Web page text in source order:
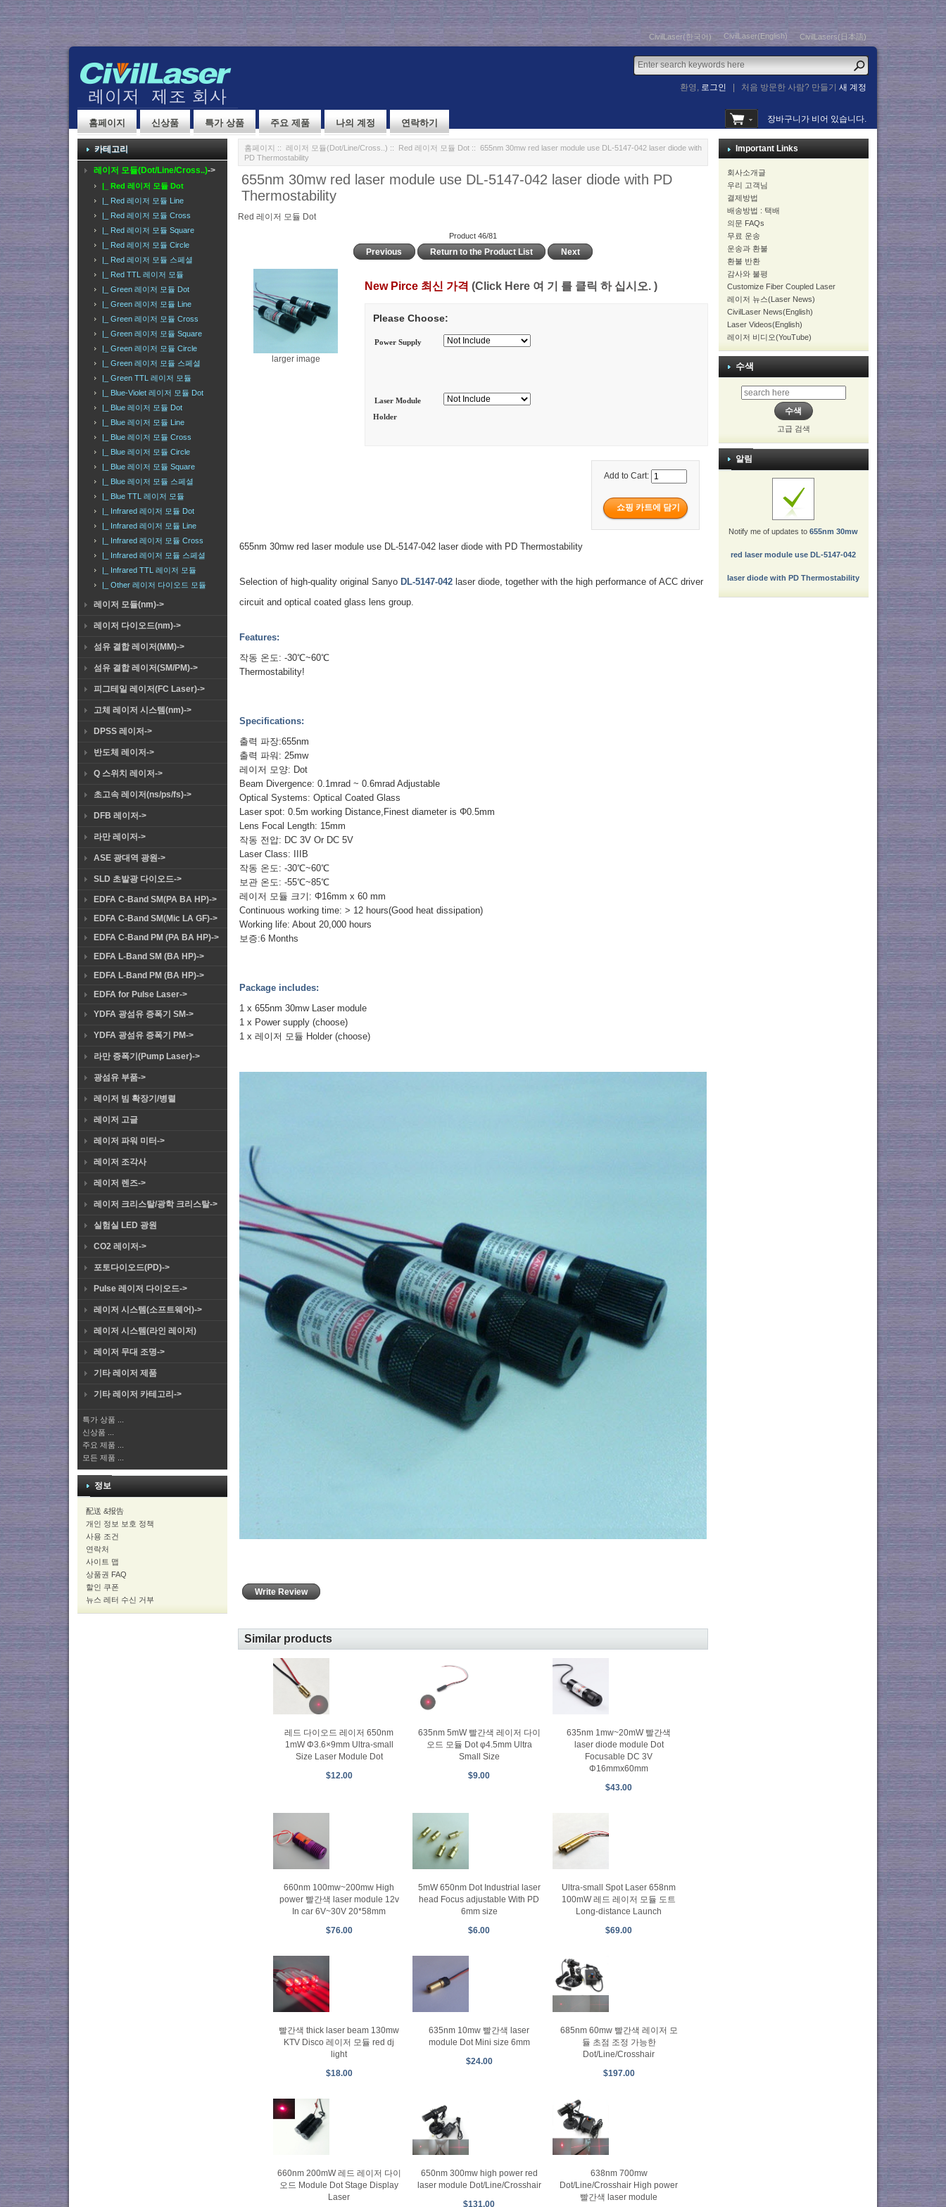
CivilLaser(한국어) CivilLaser(English) CivilLasers(日本語)
환영, 로그인 처음 방문한 사람? 만들기새 계정
홈페이지 신상품 특가 상품 주요 제품 나의 계정 연락하기 장바구니가 비어 있습니다.
카테고리
레이저 모듈(Dot/Line/Cross..)->
|_ Red 레이저 모듈 Dot
|_ Red 레이저 모듈 Line
|_ Red 레이저 모듈 Cross
|_ Red 레이저 모듈 Square
|_ Red 레이저 모듈 Circle
|_ Red 레이저 모듈 스페셜
|_ Red TTL 레이저 모듈
|_ Green 레이저 모듈 Dot
|_ Green 레이저 모듈 Line
|_ Green 레이저 모듈 Cross
|_ Green 레이저 모듈 Square
|_ Green 레이저 모듈 Circle
|_ Green 레이저 모듈 스페셜
|_ Green TTL 레이저 모듈
|_ Blue-Violet 레이저 모듈 Dot
|_ Blue 레이저 모듈 Dot
|_ Blue 레이저 모듈 Line
|_ Blue 레이저 모듈 Cross
|_ Blue 레이저 모듈 Circle
|_ Blue 레이저 모듈 Square
|_ Blue 레이저 모듈 스페셜
|_ Blue TTL 레이저 모듈
|_ Infrared 레이저 모듈 Dot
|_ Infrared 레이저 모듈 Line
|_ Infrared 레이저 모듈 Cross
|_ Infrared 레이저 모듈 스페셜
|_ Infrared TTL 레이저 모듈
|_ Other 레이저 다이오드 모듈
레이저 모듈(nm)->
레이저 다이오드(nm)->
섬유 결합 레이저(MM)->
섬유 결합 레이저(SM/PM)->
피그테일 레이저(FC Laser)->
고체 레이저 시스템(nm)->
DPSS 레이저->
반도체 레이저->
Q 스위치 레이저->
초고속 레이저(ns/ps/fs)->
DFB 레이저->
라만 레이저->
ASE 광대역 광원->
SLD 초발광 다이오드->
EDFA C-Band SM(PA BA HP)->
EDFA C-Band SM(Mic LA GF)->
EDFA C-Band PM (PA BA HP)->
EDFA L-Band SM (BA HP)->
EDFA L-Band PM (BA HP)->
EDFA for Pulse Laser->
YDFA 광섬유 증폭기 SM->
YDFA 광섬유 증폭기 PM->
라만 증폭기(Pump Laser)->
광섬유 부품->
레이저 빔 확장기/병렬
레이저 고글
레이저 파워 미터->
레이저 조각사
레이저 렌즈->
레이저 크리스탈/광학 크리스탈->
실험실 LED 광원
CO2 레이저->
포토다이오드(PD)->
Pulse 레이저 다이오드->
레이저 시스템(소프트웨어)->
레이저 시스템(라인 레이저)
레이저 무대 조명->
기타 레이저 제품
기타 레이저 카테고리->
특가 상품 ...
신상품 ...
주요 제품 ...
모든 제품 ...
정보
配送 &报告
개인 정보 보호 정책
사용 조건
연락처
사이트 맵
상품권 FAQ
할인 쿠폰
뉴스 레터 수신 거부
홈페이지 :: 레이저 모듈(Dot/Line/Cross..) :: Red 레이저 모듈 Dot:: 655nm 30mw red laser module use DL-5147-042 laser diode with
PD Thermostability
655nm 30mw red laser module use DL-5147-042 laser diode with PD
Thermostability
Red 레이저 모듈 Dot
Product 46/81
Previous Return to the Product List Next
larger image
New Pirce 최신 가격 (Click Here 여 기 를 클릭 하 십시오. )
Please Choose:
Power Supply
Laser Module
Holder
Add to Cart:
655nm 30mw red laser module use DL-5147-042 laser diode with PD Thermostability
Selection of high-quality original Sanyo DL-5147-042 laser diode, together with the high performance of ACC driver
circuit and optical coated glass lens group.
Features:
작동 온도: -30℃~60℃
Thermostability!
Specifications:
출력 파장:655nm
출력 파워: 25mw
레이저 모양: Dot
Beam Divergence: 0.1mrad ~ 0.6mrad Adjustable
Optical Systems: Optical Coated Glass
Laser spot: 0.5m working Distance,Finest diameter is Φ0.5mm
Lens Focal Length: 15mm
작동 전압: DC 3V Or DC 5V
Laser Class: IIIB
작동 온도: -30℃~60℃
보관 온도: -55℃~85℃
레이저 모듈 크기: Φ16mm x 60 mm
Continuous working time: > 12 hours(Good heat dissipation)
Working life: About 20,000 hours
보증:6 Months
Package includes:
1 x 655nm 30mw Laser module
1 x Power supply (choose)
1 x 레이저 모듈 Holder (choose)
Write Review
Similar products
레드 다이오드 레이저 650nm
1mW Φ3.6×9mm Ultra-small
Size Laser Module Dot
$12.00
635nm 5mW 빨간색 레이저 다이
오드 모듈 Dot φ4.5mm Ultra
Small Size
$9.00
635nm 1mw~20mW 빨간색
laser diode module Dot
Focusable DC 3V
Φ16mmx60mm
$43.00
660nm 100mw~200mw High
power 빨간색 laser module 12v
In car 6V~30V 20*58mm
$76.00
5mW 650nm Dot Industrial laser
head Focus adjustable With PD
6mm size
$6.00
Ultra-small Spot Laser 658nm
100mW 레드 레이저 모듈 도트
Long-distance Launch
$69.00
빨간색 thick laser beam 130mw
KTV Disco 레이저 모듈 red dj
light
$18.00
635nm 10mw 빨간색 laser
module Dot Mini size 6mm
$24.00
685nm 60mw 빨간색 레이저 모
듈 초점 조정 가능한
Dot/Line/Crosshair
$197.00
660nm 200mW 레드 레이저 다이
오드 Module Dot Stage Display
Laser
650nm 300mw high power red
laser module Dot/Line/Crosshair
$131.00
638nm 700mw
Dot/Line/Crosshair High power
빨간색 laser module
Important Links
회사소개글
우리 고객님
결제방법
배송방법 : 택배
의문 FAQs
무료 운송
운송과 환불
환불 반환
감사와 불평
Customize Fiber Coupled Laser
레이저 뉴스(Laser News)
CivilLaser News(English)
Laser Videos(English)
레이저 비디오(YouTube)
수색
고급 검색
알림
Notify me of updates to655nm 30mw
red laser module use DL-5147-042
laser diode with PD Thermostability